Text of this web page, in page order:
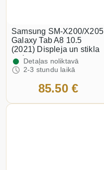
Samsung SM-X200/X205
Galaxy Tab A8 10.5
(2021) Displeja un stikla
maiņaDetaļas noliktavā
2-3 stundu laikā
85.50 €